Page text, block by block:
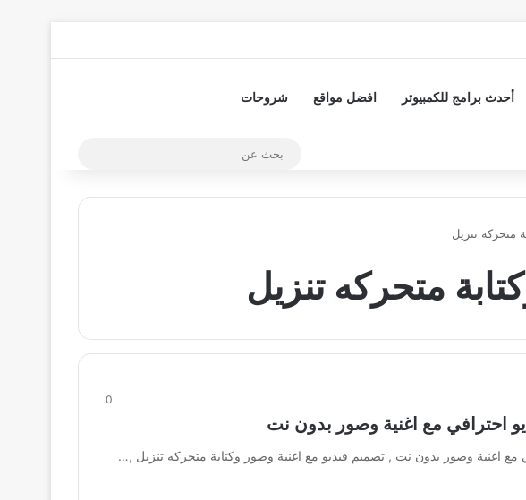
أحدث برامج للكمبيوتر افضل مواقع شروحات
متحركه تنزيل
متحركه تنزيل
0
احترافي مع اغنية وصور بدون نت
مع اغنية وصور بدون نت , تصميم فيديو مع اغنية وصور وكتابة متحركه تنزيل ,…